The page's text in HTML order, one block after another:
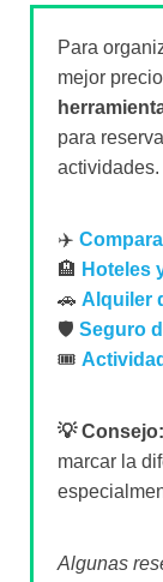
Para
mejor
para
actividades.
✈️
🏨 Hoteles
🚗 Alquiler
🛡️ Seguro
🎟️
💡 Consejo:
marcar la
Algunas